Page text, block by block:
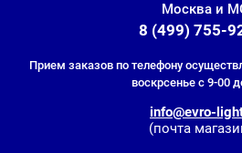
Москва и
8 (499) 755-
Прием заказов по телефону
воскрсенье с 9-00
info@evro-
(почта